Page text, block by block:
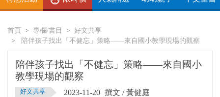
首頁 專欄/書目
好文共享
陪伴孩子找出「不健忘」策略——來自國小教學現場的觀察
陪伴孩子找出「不健忘」策略——來自國小
教學現場的觀察
好文共享 2023-11-20 撰文 / 黃健庭